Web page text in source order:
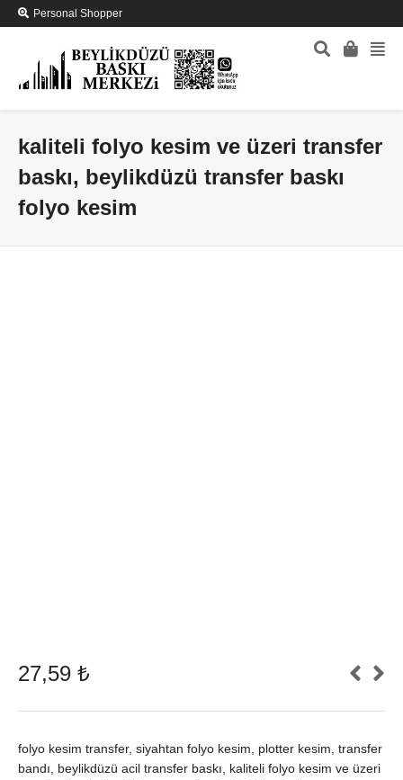
Personal Shopper
kaliteli folyo kesim ve üzeri transfer
baskı, beylikdüzü transfer baskı
folyo kesim
27,59 ₺
folyo kesim transfer, siyahtan folyo kesim, plotter kesim, transfer
bandı, beylikdüzü acil transfer baskı, kaliteli folyo kesim ve üzeri